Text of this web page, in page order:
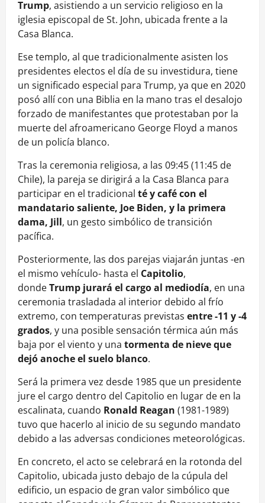
Trump, asistiendo a un servicio religioso en la
iglesia episcopal de St. John, ubicada frente a la
Casa Blanca.
Ese templo, al que tradicionalmente asisten los
presidentes electos el día de su investidura, tiene
un significado especial para Trump, ya que en 2020
posó allí con una Biblia en la mano tras el desalojo
forzado de manifestantes que protestaban por la
muerte del afroamericano George Floyd a manos
de un policía blanco.
Tras la ceremonia religiosa, a las 09:45 (11:45 de
Chile), la pareja se dirigirá a la Casa Blanca para
participar en el tradicional té y café con el
mandatario saliente, Joe Biden, y la primera
dama, Jill, un gesto simbólico de transición
pacífica.
Posteriormente, las dos parejas viajarán juntas -en
el mismo vehículo- hasta el Capitolio,
dondeTrump jurará el cargo al mediodía, en una
ceremonia trasladada al interior debido al frío
extremo, con temperaturas previstas entre -11 y -4
grados, y una posible sensación térmica aún más
baja por el viento y una tormenta de nieve que
dejó anoche el suelo blanco.
Será la primera vez desde 1985 que un presidente
jure el cargo dentro del Capitolio en lugar de en la
escalinata, cuando Ronald Reagan (1981-1989)
tuvo que hacerlo al inicio de su segundo mandato
debido a las adversas condiciones meteorológicas.
En concreto, el acto se celebrará en la rotonda del
Capitolio, ubicada justo debajo de la cúpula del
edificio, un espacio de gran valor simbólico que